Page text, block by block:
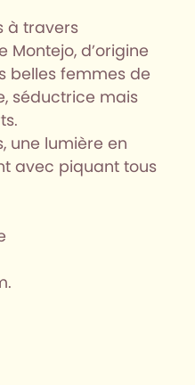
à travers
Montejo, d’origine
belles femmes de
séductrice mais
une lumière en
avec piquant tous